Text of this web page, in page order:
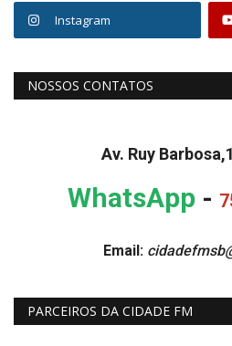
Instagram
NOSSOS CONTATOS
Av. Ruy
WhatsApp -
Email:
PARCEIROS DA CIDADE FM